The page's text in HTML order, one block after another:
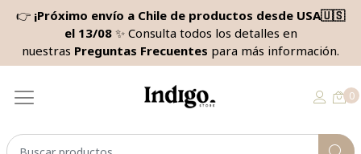
👉 ¡Próximo envío a Chile de productos desde USA🇺🇸
el 13/08✨ Consulta todos los detalles en
nuestras Preguntas Frecuentes para más información.
0